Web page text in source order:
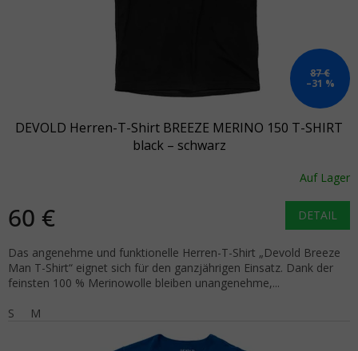
87 €
–31 %
DEVOLD Herren-T-Shirt BREEZE MERINO 150 T-SHIRT
black – schwarz
Auf Lager
60 € DETAIL
Das angenehme und funktionelle Herren-T-Shirt „Devold Breeze
Man T-Shirt“ eignet sich für den ganzjährigen Einsatz. Dank der
feinsten 100 % Merinowolle bleiben unangenehme,...
S
M